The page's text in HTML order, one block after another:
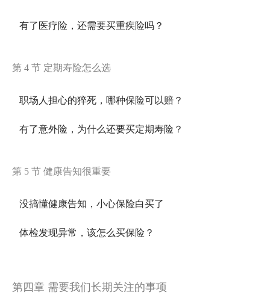
有了医疗险，还需要买重疾险吗？
第 4 节 定期寿险怎么选
职场人担心的猝死，哪种保险可以赔？
有了意外险，为什么还要买定期寿险？
第 5 节 健康告知很重要
没搞懂健康告知，小心保险白买了
体检发现异常，该怎么买保险？
第四章 需要我们长期关注的事项